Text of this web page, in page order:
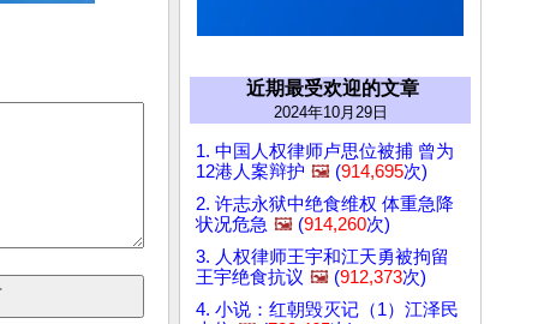
近期最受欢迎的文章
2024年10月29日
1. 中国人权律师卢思位被捕 曾为
12港人案辩护 🖼️ (914,695次)
2. 许志永狱中绝食维权 体重急降
状况危急 🖼️ (914,260次)
3. 人权律师王宇和江天勇被拘留
王宇绝食抗议 🖼️ (912,373次)
4. 小说：红朝毁灭记（1）江泽民